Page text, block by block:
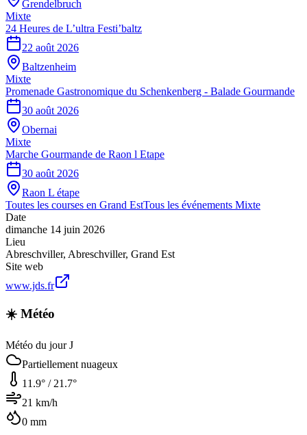
Grendelbruch
Mixte
24 Heures de L’ultra Festi’baltz
22 août 2026
Baltzenheim
Mixte
Promenade Gastronomique du Schenkenberg - Balade Gourmande
30 août 2026
Obernai
Mixte
Marche Gourmande de Raon l Etape
30 août 2026
Raon L étape
Toutes les courses en Grand EstTous les événements Mixte
Date
dimanche 14 juin 2026
Lieu
Abreschviller, Abreschviller, Grand Est
Site web
www.jds.fr
☀️ Météo
Météo du jour J
Partiellement nuageux
11.9° / 21.7°
21 km/h
0 mm